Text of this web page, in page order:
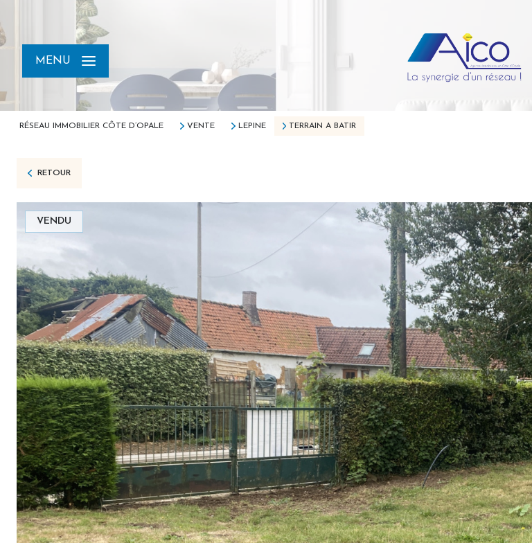
MENU
RÉSEAU IMMOBILIER CÔTE D’OPALE VENTE LEPINE TERRAIN A BATIR
RETOUR
VENDU